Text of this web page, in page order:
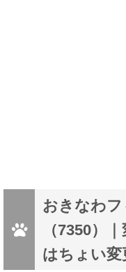
おきなわ
（7350）
はちょい変